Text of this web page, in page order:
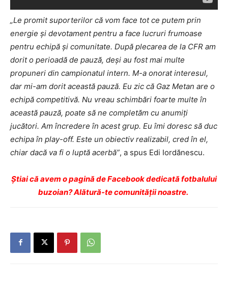
„Le promit suporterilor că vom face tot ce putem prin
energie şi devotament pentru a face lucruri frumoase
pentru echipă şi comunitate. După plecarea de la CFR am
dorit o perioadă de pauză, deşi au fost mai multe
propuneri din campionatul intern. M-a onorat interesul,
dar mi-am dorit această pauză. Eu zic că Gaz Metan are o
echipă competitivă. Nu vreau schimbări foarte multe în
această pauză, poate să ne completăm cu anumiţi
jucători. Am încredere în acest grup. Eu îmi doresc să duc
echipa în play-off. Este un obiectiv realizabil, cred în el,
chiar dacă va fi o luptă acerbă”, a spus Edi Iordănescu.
Ştiai că avem o pagină de Facebook dedicată fotbalului
buzoian? Alătură-te comunității noastre.